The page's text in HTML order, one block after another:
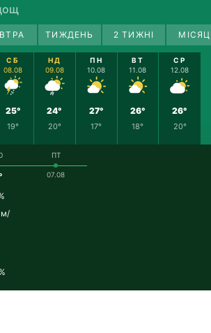
ТИЖДЕНЬ 2 ТИЖНІ
СБ
08.08
25°
19°
НД
09.08
24°
20°
ПН
10.08
27°
17°
ВТ
11.08
26°
18°
СР
12.08
26°
20°
м/
ПТ
07.08